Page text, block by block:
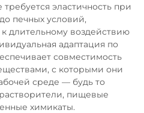
эластичность при
печных условий,
длительному воздействию
адаптация по
совместимость
с которыми они
среде — будь то
пищевые
химикаты.